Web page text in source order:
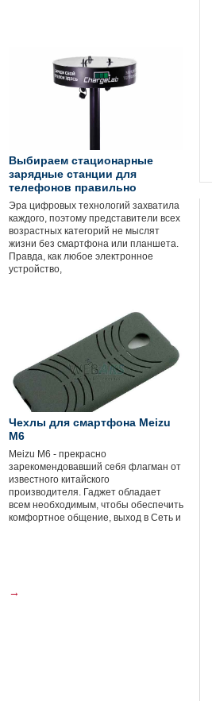
Выбираем стационарные
зарядные станции для
телефонов правильно
Эра цифровых технологий захватила
каждого, поэтому представители всех
возрастных категорий не мыслят
жизни без смартфона или планшета.
Правда, как любое электронное
устройство,
Чехлы для смартфона Meizu
M6
Meizu M6 - прекрасно
зарекомендовавший себя флагман от
известного китайского
производителя. Гаджет обладает
всем необходимым, чтобы обеспечить
комфортное общение, выход в Сеть и
→